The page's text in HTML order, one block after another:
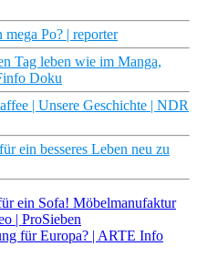
Po? | reporter
Tag leben wie im Manga,
Doku
| Unsere Geschichte | NDR
ein besseres Leben neu zu
ein Sofa! Möbelmanufaktur
| ProSieben
für Europa? | ARTE Info